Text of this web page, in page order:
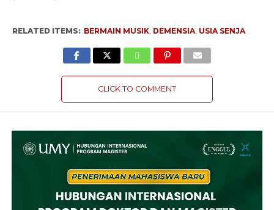
RELATED ITEMS: BERMAIN MUSIK, DEMENSIA, USIA SENJA
CLICK TO COMMENT